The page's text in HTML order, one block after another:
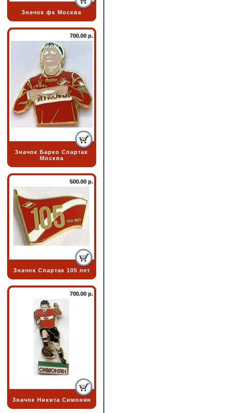
Значок фк Москва
700.00 р.
Значок Барко Спартак
Москва
500.00 р.
Значок Спартак 105 лет
700.00 р.
Значок Никита Симонян